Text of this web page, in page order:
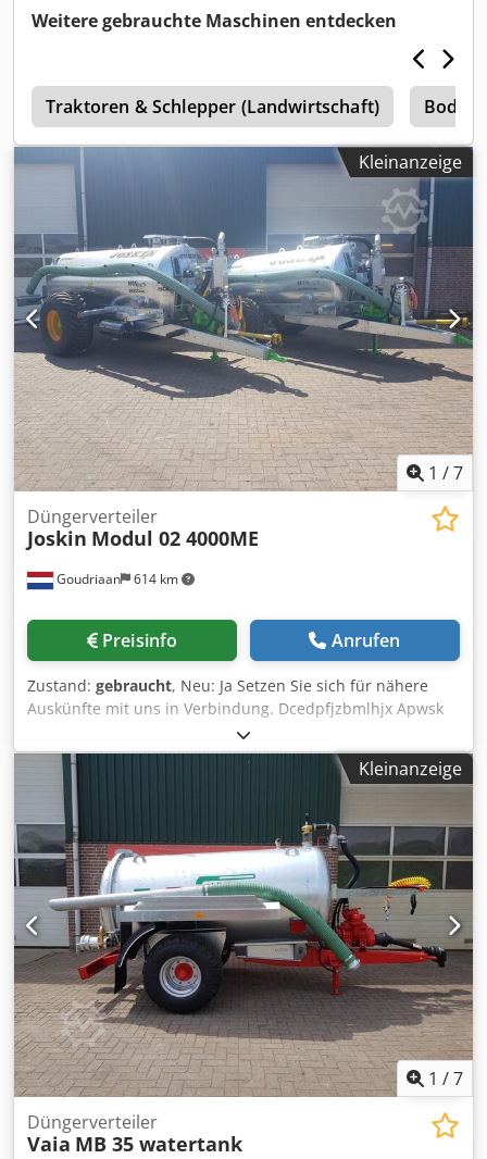
Weitere gebrauchte Maschinen entdecken
Traktoren & Schlepper (Landwirtschaft)
Kleinanzeige
1 /7
Goudriaan 614 km
Düngerverteiler
Joskin Modul 02 4000ME
Preisinfo Anrufen
Zustand: gebraucht, Neu: Ja Setzen Sie sich für nähere
Auskünfte mit uns in Verbindung. Dcedpfjzbmlhjx Apwsk
Kleinanzeige
1 /7
Düngerverteiler
Vaia MB 35 watertank